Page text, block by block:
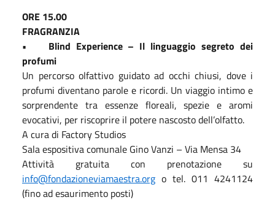
ORE 15.00
FRAGRANZIA
• Blind Experience – Il linguaggio segreto dei
profumi
Un percorso olfattivo guidato ad occhi chiusi, dove i
profumi diventano parole e ricordi. Un viaggio intimo e
sorprendente tra essenze floreali, spezie e aromi
evocativi, per riscoprire il potere nascosto dell’olfatto.
A cura di Factory Studios
Sala espositiva comunale Gino Vanzi – Via Mensa 34
Attività gratuita con prenotazione su
info@fondazioneviamaestra.org o tel. 011 4241124
(fino ad esaurimento posti)